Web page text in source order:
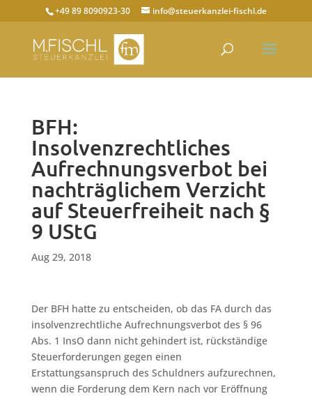
+49 89 8090923-30 info@steuerkanzlei-fischl.de
BFH:
Insolvenzrechtliches
Aufrechnungsverbot bei
nachträglichem Verzicht
auf Steuerfreiheit nach §
9 UStG
Aug 29, 2018
Der BFH hatte zu entscheiden, ob das FA durch das
insolvenzrechtliche Aufrechnungsverbot des § 96
Abs. 1 InsO dann nicht gehindert ist, rückständige
Steuerforderungen gegen einen
Erstattungsanspruch des Schuldners aufzurechnen,
wenn die Forderung dem Kern nach vor Eröffnung